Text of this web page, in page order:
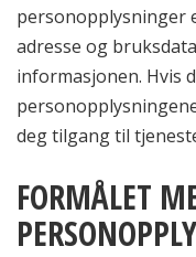
personopplysninger
adresse og
informasjonen. Hvis
deg tilgang til
FORMÅLET